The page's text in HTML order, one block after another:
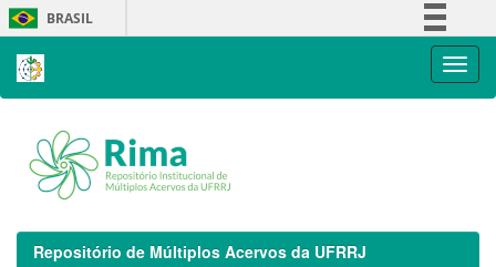
Skip
navigation
BRASIL
Repositório de Múltiplos Acervos da UFRRJ